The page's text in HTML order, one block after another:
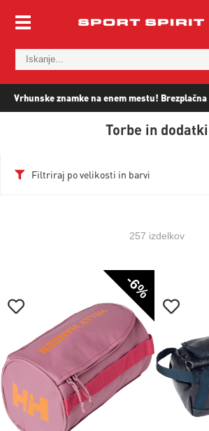
Vrhunske znamke na enem mestu!
Torbe in dodatki
Filtriraj po velikosti in barvi
257 izdelkov
-6%